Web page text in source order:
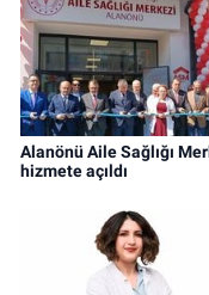
Alanönü Aile Sağlığı
hizmete açıldı